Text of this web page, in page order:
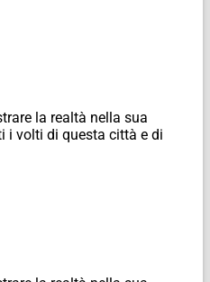
la realtà nella sua
i volti di questa città e di